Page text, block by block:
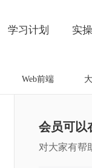
学习计划 实操
Web前端
会员可以
对大家有帮